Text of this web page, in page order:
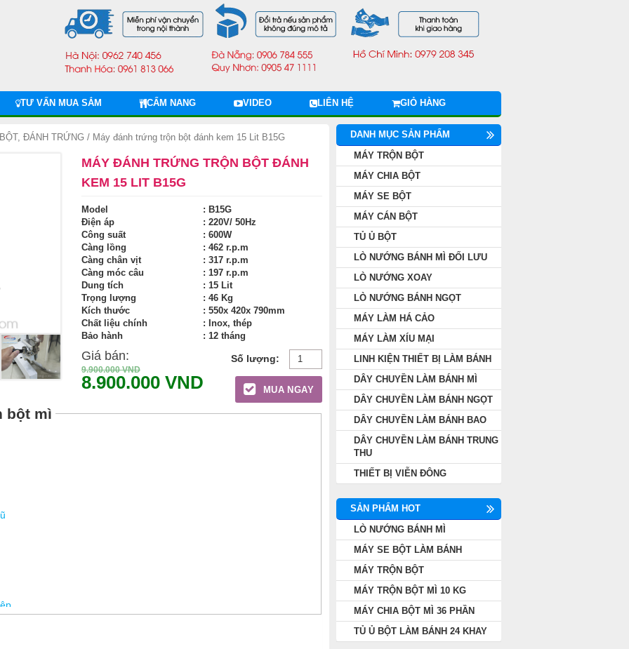
TƯ VẤN MUA SẮM CẨM NANG VIDEO LIÊN HỆ GIỎ HÀNG
ĐÁNH TRỨNG / Máy đánh trứng trộn bột đánh kem 15 Lit B15G
MÁY ĐÁNH TRỨNG TRỘN BỘT ĐÁNH
KEM 15 LIT B15G
Model
: B15G
Điện áp
: 220V/ 50Hz
Công suất
: 600W
Càng lồng
: 462 r.p.m
Càng chân vịt
: 317 r.p.m
Càng móc câu
: 197 r.p.m
Dung tích
: 15 Lit
Trọng lượng
: 46 Kg
Kích thước
: 550x 420x 790mm
Chất liệu chính
: Inox, thép
Bảo hành
: 12 tháng
Giá bán:
9.900.000VND
8.900.000 VND MUA NGAY
bột mì
DANH MỤC SẢN PHẨM
MÁY TRỘN BỘT
MÁY CHIA BỘT
MÁY SE BỘT
MÁY CÁN BỘT
TỦ Ủ BỘT
LÒ NƯỚNG BÁNH MÌ ĐỐI LƯU
LÒ NƯỚNG XOAY
LÒ NƯỚNG BÁNH NGỌT
MÁY LÀM HÁ CẢO
MÁY LÀM XÍU MẠI
LINH KIỆN THIẾT BỊ LÀM BÁNH
DÂY CHUYỀN LÀM BÁNH MÌ
DÂY CHUYỀN LÀM BÁNH NGỌT
DÂY CHUYỀN LÀM BÁNH BAO
DÂY CHUYỀN LÀM BÁNH TRUNG
THU
THIẾT BỊ VIỄN ĐÔNG
SẢN PHẨM HOT
LÒ NƯỚNG BÁNH MÌ
MÁY SE BỘT LÀM BÁNH
MÁY TRỘN BỘT
MÁY TRỘN BỘT MÌ 10 KG
MÁY CHIA BỘT MÌ 36 PHẦN
TỦ Ủ BỘT LÀM BÁNH 24 KHAY